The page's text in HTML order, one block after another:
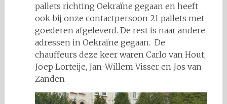
pallets richting Oekraïne gegaan en heeft
ook bij onze contactpersoon 21 pallets met
goederen afgeleverd. De rest is naar andere
adressen in Oekraïne gegaan. De
chauffeurs deze keer waren Carlo van Hout,
Joep Lorteije, Jan-Willem Visser en Jos van
Zanden